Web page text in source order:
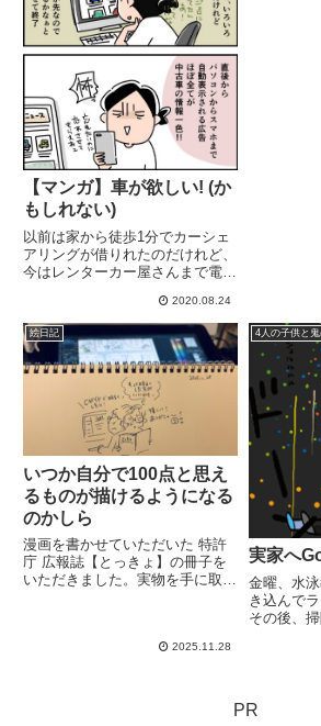
【マンガ】車が欲しい! (か
もしれない)
以前は家から徒歩1分でカーシェ
アリングが借りれたのだけれど、
今はレンターカー屋さんまで電車
れております...週イチしか家から
出ないのに(笑)毎日暑いですよ
ね〜!! 近所で庭プールやってる子
供たちを見かけてニコ...
2020.08.24
絵日記
いつか自分で100点と思え
るものが描けるようになる
のかしら
漫画を書かせていただいた 特許
庁 広報誌【とっきょ】の冊子を
いただきました。実物を手に取る
が、 数日経つと「あの表現の方
2025.11.28
4人の子供と
実家へ
金曜、水
き込んで
その後、
昼間は友
やー。けど
PR